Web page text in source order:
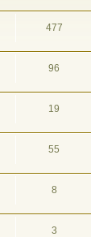
477
96
19
55
8
3